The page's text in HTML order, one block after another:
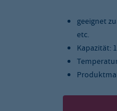
geeignet
etc.
Kapazität: